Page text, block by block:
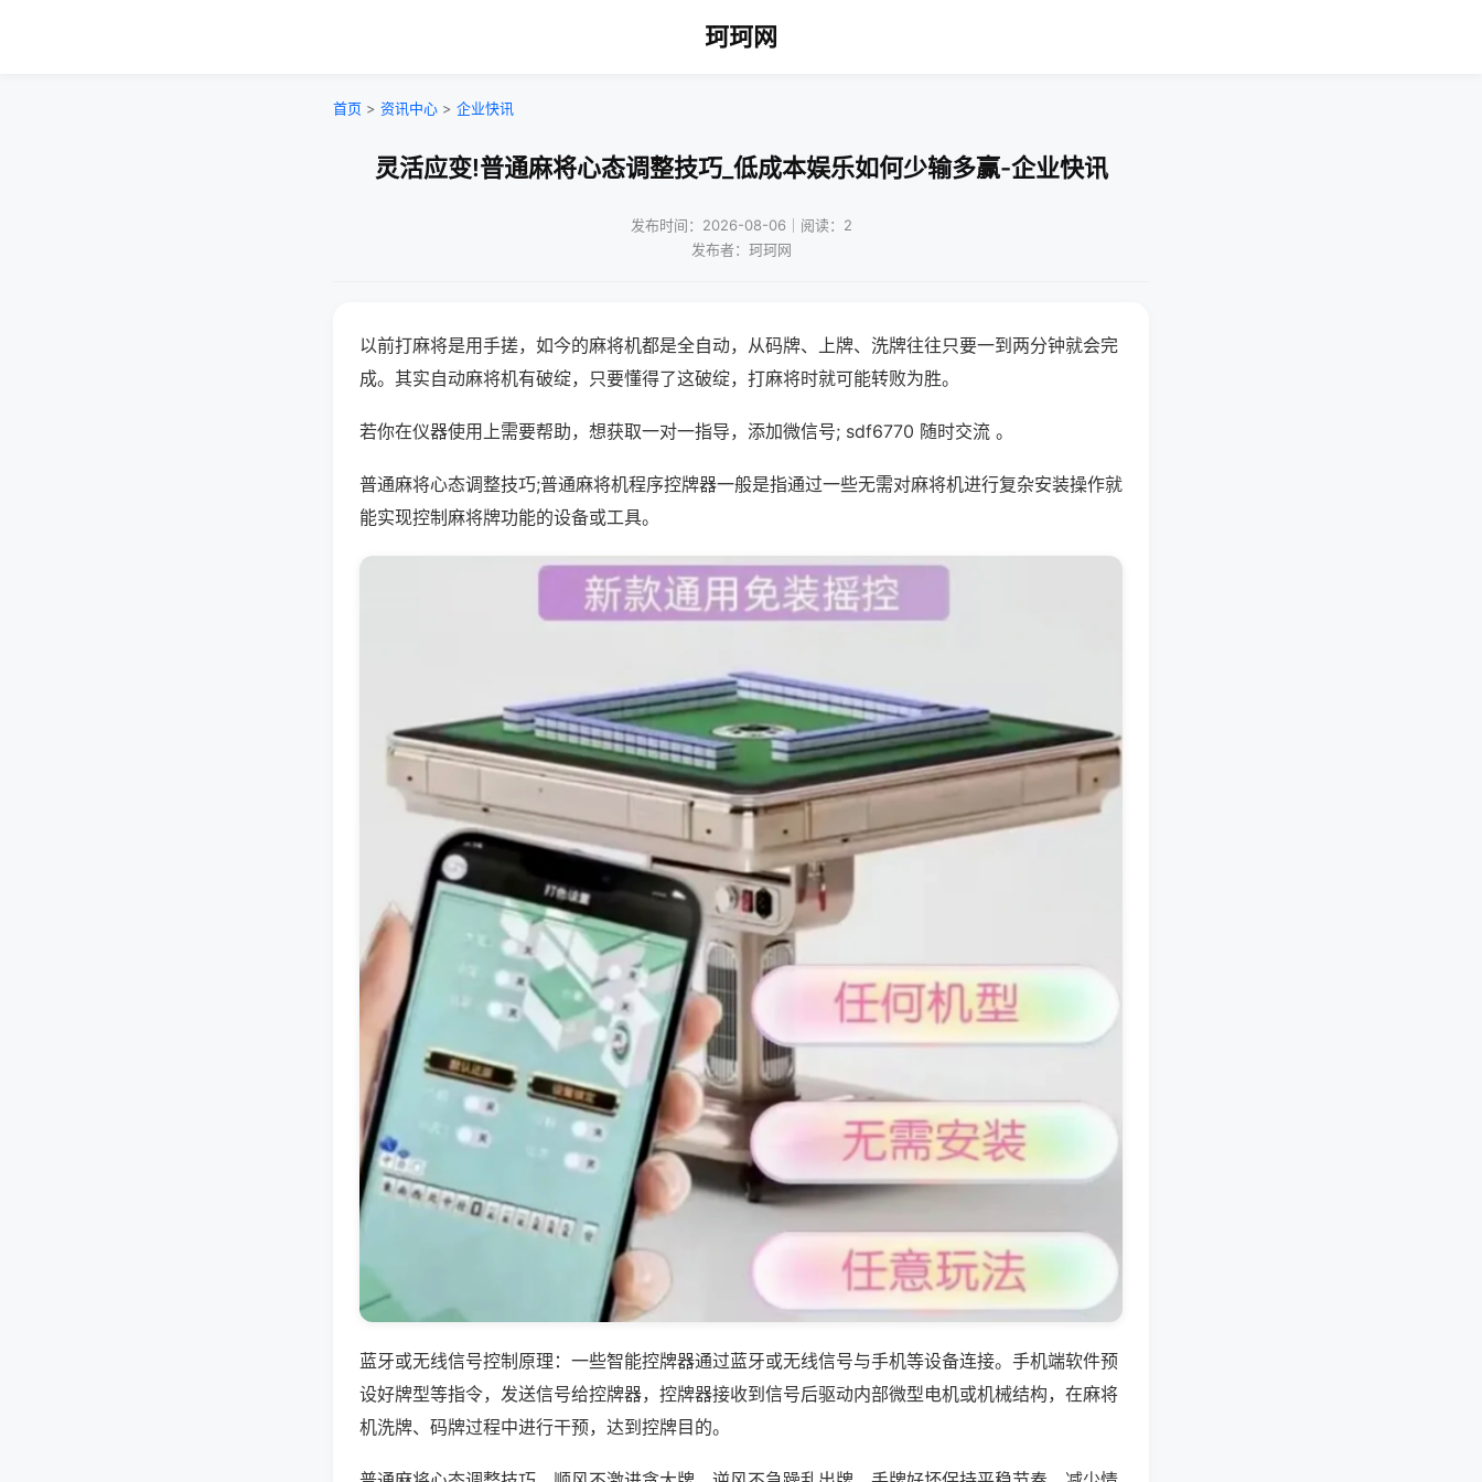
珂珂网
首页 > 资讯中心 > 企业快讯
灵活应变!普通麻将心态调整技巧_低成本娱乐如何少输多赢-企业快讯
发布时间：2026-08-06｜阅读：2
发布者：珂珂网
以前打麻将是用手搓，如今的麻将机都是全自动，从码牌、上牌、洗牌往往只要一到两分钟就会完
成。其实自动麻将机有破绽，只要懂得了这破绽，打麻将时就可能转败为胜。
若你在仪器使用上需要帮助，想获取一对一指导，添加微信号; sdf6770 随时交流 。
普通麻将心态调整技巧;普通麻将机程序控牌器一般是指通过一些无需对麻将机进行复杂安装操作就
能实现控制麻将牌功能的设备或工具。
蓝牙或无线信号控制原理：一些智能控牌器通过蓝牙或无线信号与手机等设备连接。手机端软件预
设好牌型等指令，发送信号给控牌器，控牌器接收到信号后驱动内部微型电机或机械结构，在麻将
机洗牌、码牌过程中进行干预，达到控牌目的。